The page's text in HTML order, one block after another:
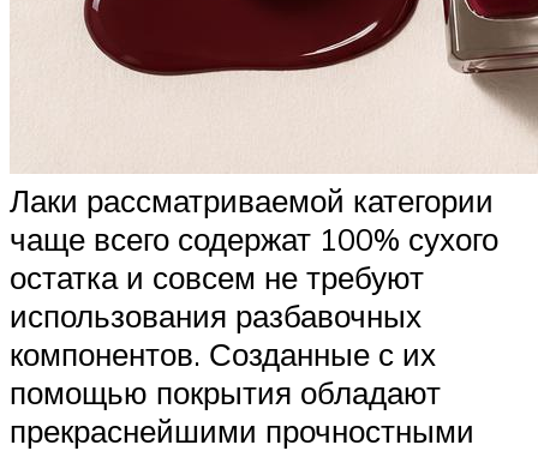
Лаки рассматриваемой категории
чаще всего содержат 100% сухого
остатка и совсем не требуют
использования разбавочных
компонентов. Созданные с их
помощью покрытия обладают
прекраснейшими прочностными